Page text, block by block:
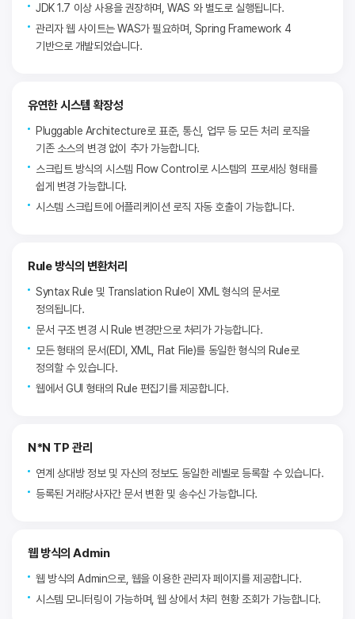
JDK 1.7 이상 사용을 권장하며, WAS 와 별도로 실행됩니다.
관리자 웹 사이트는 WAS가 필요하며, Spring Framework 4
기반으로 개발되었습니다.
유연한 시스템 확장성
Pluggable Architecture로 표준, 통신, 업무 등 모든 처리 로직을
기존 소스의 변경 없이 추가 가능합니다.
스크립트 방식의 시스템 Flow Control로 시스템의 프로세싱 형태를
쉽게 변경 가능합니다.
시스템 스크립트에 어플리케이션 로직 자동 호출이 가능합니다.
Rule 방식의 변환처리
Syntax Rule 및 Translation Rule이 XML 형식의 문서로
정의됩니다.
문서 구조 변경 시 Rule 변경만으로 처리가 가능합니다.
모든 형태의 문서(EDI, XML, Flat File)를 동일한 형식의 Rule로
정의할 수 있습니다.
웹에서 GUI 형태의 Rule 편집기를 제공합니다.
N*N TP 관리
연계 상대방 정보 및 자신의 정보도 동일한 레벨로 등록할 수 있습니다.
등록된 거래당사자간 문서 변환 및 송수신 가능합니다.
웹 방식의 Admin
웹 방식의 Admin으로, 웹을 이용한 관리자 페이지를 제공합니다.
시스템 모니터링이 가능하며, 웹 상에서 처리 현황 조회가 가능합니다.